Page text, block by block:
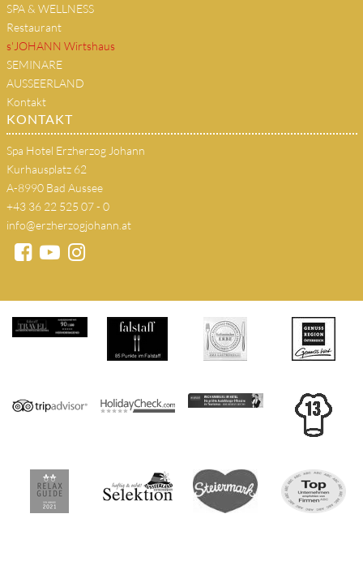
SPA & WELLNESS
Restaurant
s'JOHANN Wirtshaus
SEMINARE
AUSSEERLAND
Kontakt
KONTAKT
Spa Hotel Erzherzog Johann
Kurhausplatz 62
A-8990 Bad Aussee
+43 36 22 525 07 - 0
info@erzherzogjohann.at